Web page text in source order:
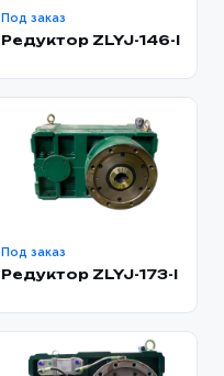
Под заказ
Редуктор ZLYJ-146-l
Под заказ
Редуктор ZLYJ-173-l